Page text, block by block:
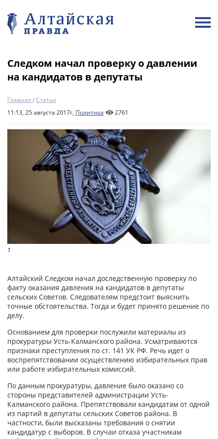
Следком начал проверку о давлении
на кандидатов в депутаты
Главная /Статьи
11:13, 25 августа 2017г, Политика 2761
1
Алтайский Следком начал доследственную проверку по
факту оказания давления на кандидатов в депутаты
сельских Советов. Следователям предстоит выяснить
точные обстоятельства. Тогда и будет принято решение по
делу.
Основанием для проверки послужили материалы из
прокуратуры Усть-Калманского района. Усматриваются
признаки преступления по ст. 141 УК РФ. Речь идет о
воспрепятствовании осуществлению избирательных прав
или работе избирательных комиссий.
По данным прокуратуры, давление было оказано со
стороны представителей администрации Усть-
Калманского района. Препятствовали кандидатам от одной
из партий в депутаты сельских Советов района. В
частности, были высказаны требования о снятии
кандидатур с выборов. В случаи отказа участникам